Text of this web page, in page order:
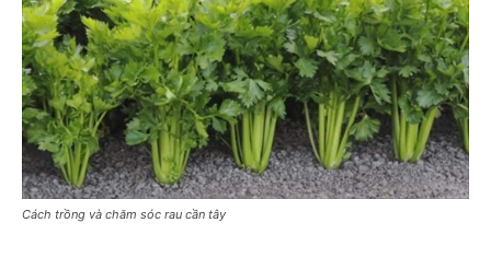
Cách trồng và chăm sóc rau cần tây